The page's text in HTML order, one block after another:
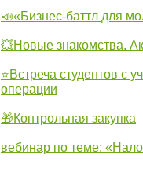
📣«Бизнес-баттл для
💥Новые знакомства.
⭐Встреча студентов с
операции
🎁Контрольная закупка
вебинар по теме: